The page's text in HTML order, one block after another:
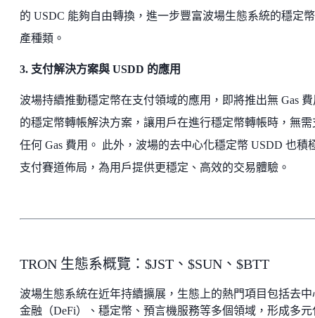
的 USDC 能夠自由轉換，進一步豐富波場生態系統的穩定
產種類。
3. 支付解決方案與 USDD 的應用
波場持續推動穩定幣在支付領域的應用，即將推出無 Gas 費
的穩定幣轉帳解決方案，讓用戶在進行穩定幣轉帳時，無需
任何 Gas 費用。 此外，波場的去中心化穩定幣 USDD 也積
支付賽道佈局，為用戶提供更穩定、高效的交易體驗。
TRON 生態系概覽：$JST、$SUN、$BTT
波場生態系統在近年持續擴展，生態上的熱門項目包括去中
金融（DeFi）、穩定幣、預言機服務等多個領域，形成多元